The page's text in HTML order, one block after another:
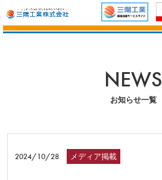
NEWS
お知らせ一覧
2024/10/28 メディア掲載